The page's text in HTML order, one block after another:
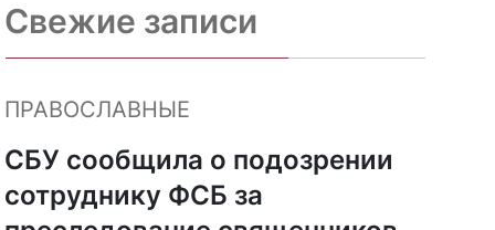
Свежие записи
ПРАВОСЛАВНЫЕ
СБУ сообщила о подозрении
сотруднику ФСБ за